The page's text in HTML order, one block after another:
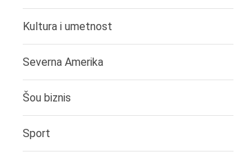
Kultura i umetnost
Severna Amerika
Šou biznis
Sport